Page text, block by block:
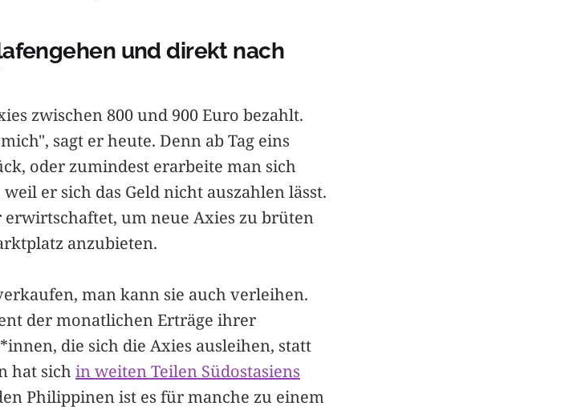
und direkt nach
zwischen 800 und 900 Euro bezahlt.
sagt er heute. Denn ab Tag eins
oder zumindest erarbeite man sich
er sich das Geld nicht auszahlen lässt.
erwirtschaftet, um neue Axies zu brüten
anzubieten.
man kann sie auch verleihen.
der monatlichen Erträge ihrer
die sich die Axies ausleihen, statt
hat sichin weiten Teilen Südostasiens
Philippinen ist es für manche zu einem